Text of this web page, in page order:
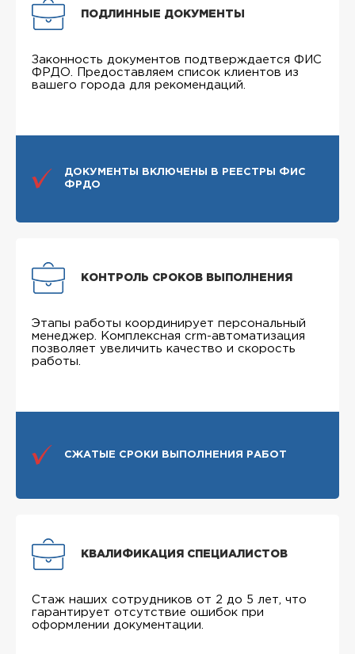
ПОДЛИННЫЕ ДОКУМЕНТЫ
Законность документов подтверждается ФИС
ФРДО. Предоставляем список клиентов из
вашего города для рекомендаций.
ДОКУМЕНТЫ ВКЛЮЧЕНЫ В РЕЕСТРЫ ФИС
ФРДО
КОНТРОЛЬ СРОКОВ ВЫПОЛНЕНИЯ
Этапы работы координирует персональный
менеджер. Комплексная crm-автоматизация
позволяет увеличить качество и скорость
работы.
СЖАТЫЕ СРОКИ ВЫПОЛНЕНИЯ РАБОТ
КВАЛИФИКАЦИЯ СПЕЦИАЛИСТОВ
Стаж наших сотрудников от 2 до 5 лет, что
гарантирует отсутствие ошибок при
оформлении документации.